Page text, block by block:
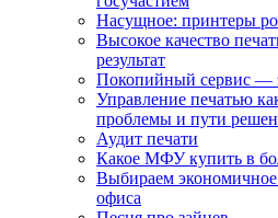
Насущное: принтеры
Высокое качество
результат
Покопийный сервис —
Управление печатью
проблемы и пути
Аудит печати
Какое МФУ купить в
Выбираем
офиса